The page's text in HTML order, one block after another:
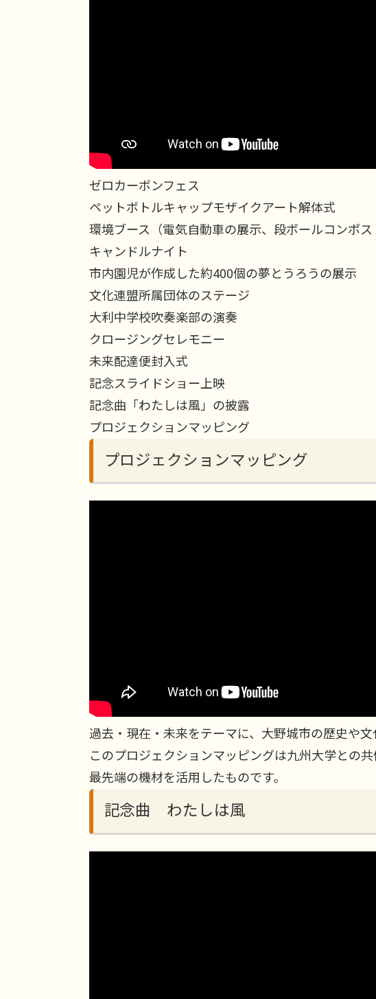
ゼロカーボンフェス
ペットボトルキャップモザイクアート解体式
環境ブース（電気自動車の展示、段ボールコンポス
キャンドルナイト
市内園児が作成した約400個の夢とうろうの展示
文化連盟所属団体のステージ
大利中学校吹奏楽部の演奏
クロージングセレモニー
未来配達便封入式
記念スライドショー上映
記念曲「わたしは風」の披露
プロジェクションマッピング
プロジェクションマッピング
過去・現在・未来をテーマに、大野城市の歴史や
このプロジェクションマッピングは九州大学との
最先端の機材を活用したものです。
記念曲 わたしは風